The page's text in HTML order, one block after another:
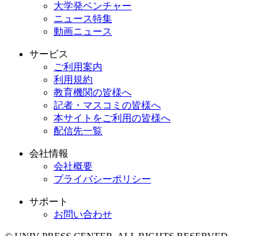
大学発ベンチャー
ニュース特集
動画ニュース
サービス
ご利用案内
利用規約
教育機関の皆様へ
記者・マスコミの皆様へ
本サイトをご利用の皆様へ
配信先一覧
会社情報
会社概要
プライバシーポリシー
サポート
お問い合わせ